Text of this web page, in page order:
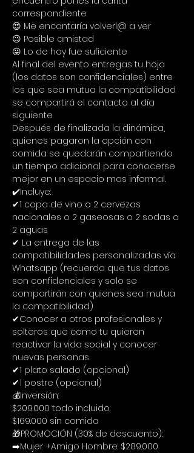
correspondiente:
😍 Me encantaría volverl@ a ver
😉 Posible amistad
😜 Lo de hoy fue suficiente
Al final del evento entregas tu hoja
(los datos son confidenciales) entre
los que sea mutua la compatibilidad
se compartirá el contacto al día
siguiente.
Después de finalizada la dinámica,
quienes pagaron la opción con
comida se quedarán compartiendo
un tiempo adicional para conocerse
mejor en un espacio mas informal.
✔️Incluye:
✔1 copa de vino o 2 cervezas
nacionales o 2 gaseosas o 2 sodas o
2 aguas
✔ La entrega de las
compatibilidades personalizadas vía
Whatsapp (recuerda que tus datos
son confidenciales y solo se
compartirán con quienes sea mutua
la compatibilidad)
✔Conocer a otros profesionales y
solteros que como tu quieren
reactivar la vida social y conocer
nuevas personas
✔1 plato salado (opcional)
✔1 postre (opcional)
💰Inversión:
$209.000 todo incluido
$169.000 sin comida
🎁PROMOCIÓN (30% de descuento):
➡️Mujer +Amigo Hombre: $289.000